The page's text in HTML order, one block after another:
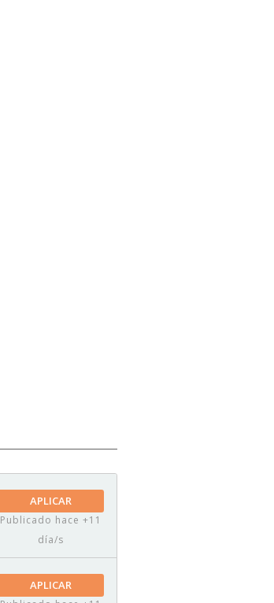
APLICAR
Publicado hace +11
día/s
APLICAR